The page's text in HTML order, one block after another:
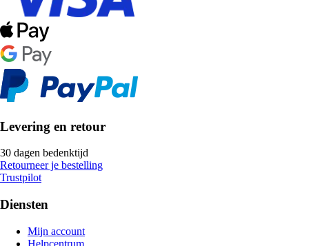
Levering en retour
30 dagen bedenktijd
Retourneer je bestelling
Trustpilot
Diensten
Mijn account
Helpcentrum